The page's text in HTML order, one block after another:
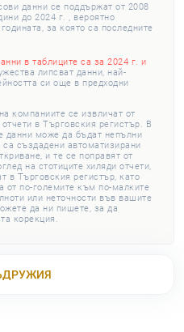
данни се поддържат от 2008
до 2024 г. , вероятно
за която са последните
в таблиците са за 2024 г. и
липсват данни, най-
си още в предходни
компаниите се извличат от
в Търговския регистър. В
данни може да бъдат непълни
създадени автоматизирани
и те се поправят от
на стотиците хиляди отчети,
в Търговския регистър, като
от по-големите към по-малките
или неточности във вашите
да ни пишете, за да
корекция.